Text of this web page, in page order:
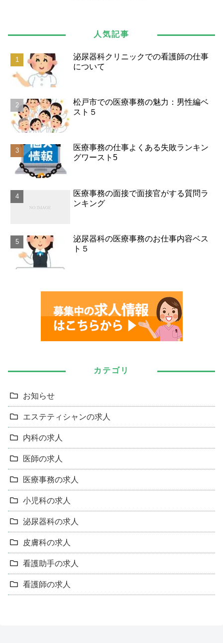
人気記事
泌尿器科クリニックでの看護師の仕事
について
松戸市での医療事務の魅力：男性編ベ
スト５
医療事務の仕事よくある失敗ランキン
グワースト5
医療事務の面接で面接官がする質問ラ
ンキング
泌尿器科の医療事務のお仕事内容ベス
ト５
カテゴリ
お知らせ
エステティシャンの求人
内科の求人
医師の求人
医療事務の求人
小児科の求人
泌尿器科の求人
皮膚科の求人
看護助手の求人
看護師の求人